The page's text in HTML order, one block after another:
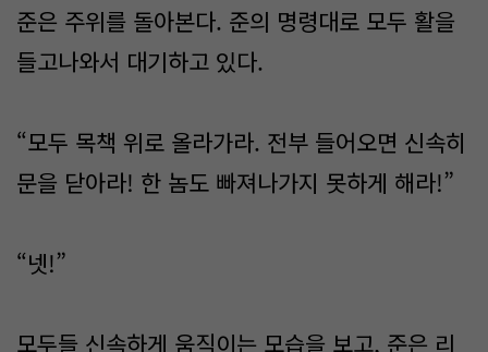
준은 주위를 돌아본다. 준의 명령대로 모두 활을
들고나와서 대기하고 있다.
“모두 목책 위로 올라가라. 전부 들어오면 신속히
문을 닫아라! 한 놈도 빠져나가지 못하게 해라!”
“넷!”
모두들 신속하게 움직이는 모습을 보고, 준은 리